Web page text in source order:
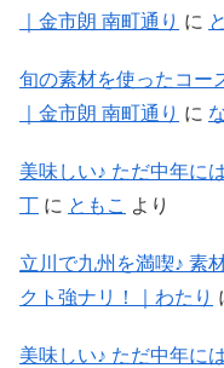
｜金市朗 南町通り に
旬の素材を使ったコー
｜金市朗 南町通り に
美味しい♪ ただ中年に
丁 に ともこ より
立川で九州を満喫♪ 素
クト強ナリ！｜わたり
美味しい♪ ただ中年に